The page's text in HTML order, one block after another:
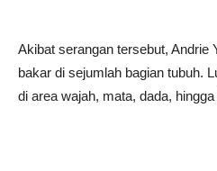
Akibat serangan tersebut, Andrie
bakar di sejumlah bagian tubuh.
di area wajah, mata, dada,